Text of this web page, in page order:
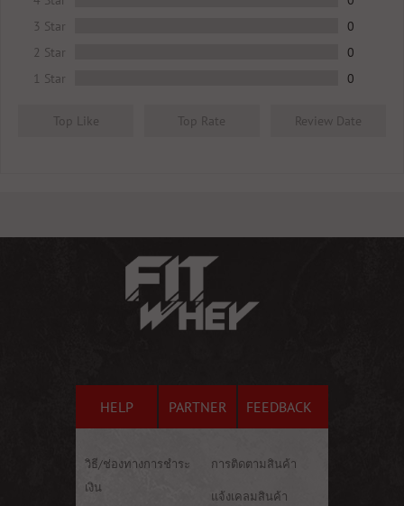
3 Star
0
2 Star
0
1 Star
0
Top Like Top Rate Review Date
HELP PARTNER FEEDBACK
วิธี/ช่องทางการชำระ
เงิน
การติดตามสินค้า
แจ้งเคลมสินค้า